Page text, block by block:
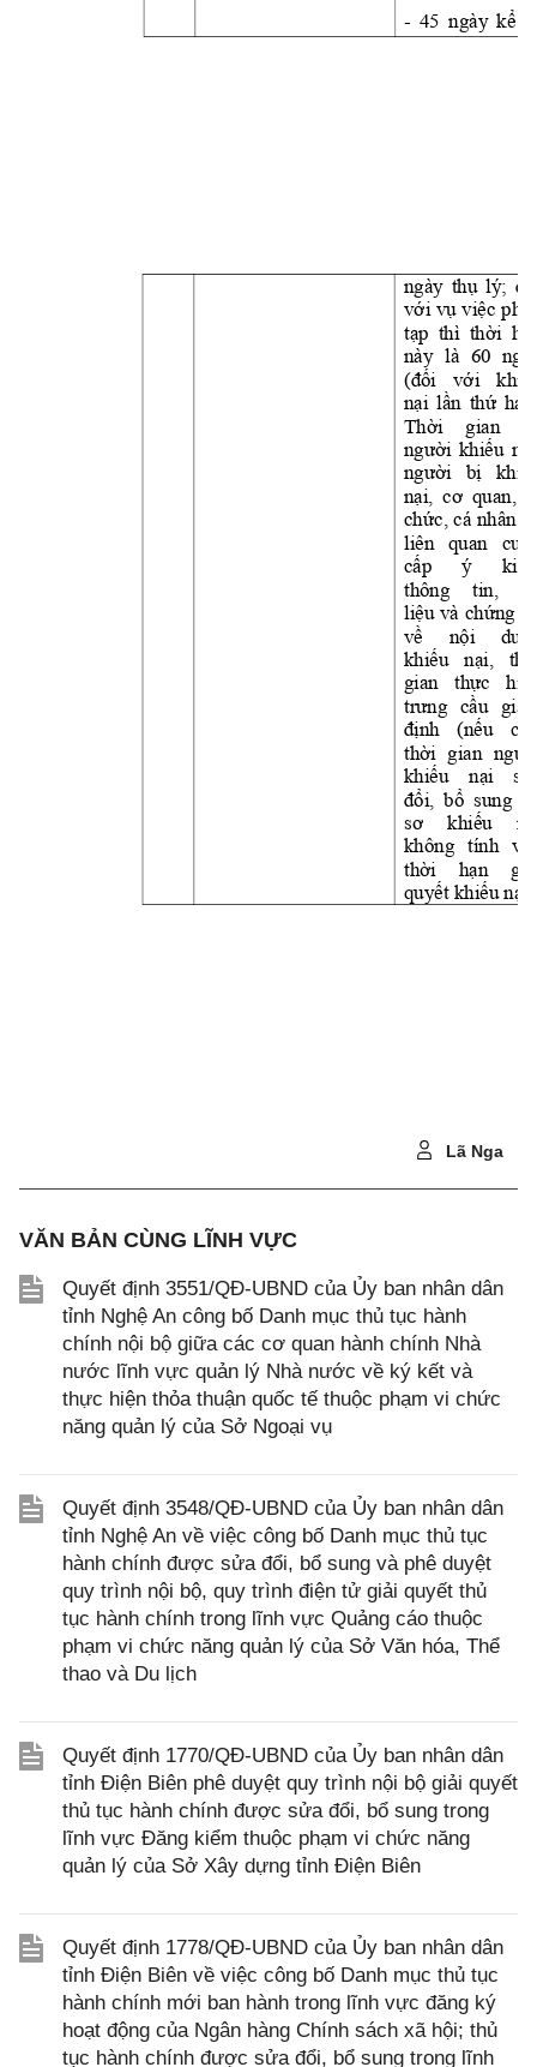
- 45 ngày kể
ngày thụ lý;
với vụ việc
tạp
  thì
thời
này là 60
(đối
với
nại lần thứ
Thời
gian
người khiếu
người
bị
nại,
cơ quan,
chức, cá nhân
liên
quan
cấp
ý
thông
tin,
liệu và chứng
về
nội
khiếu
nại,
gian
thực
trưng
cầu
định
(nếu
thời gian
khiếu
nại
đổi,
bổ sung
sơ
khiếu
không tính
thời
hạn
quyết khiếu nại.
Lã Nga
VĂN BẢN CÙNG LĨNH VỰC
Quyết định 3551/QĐ-UBND của Ủy ban nhân dân
tỉnh Nghệ An công bố Danh mục thủ tục hành
chính nội bộ giữa các cơ quan hành chính Nhà
nước lĩnh vực quản lý Nhà nước về ký kết và
thực hiện thỏa thuận quốc tế thuộc phạm vi chức
năng quản lý của Sở Ngoại vụ
Quyết định 3548/QĐ-UBND của Ủy ban nhân dân
tỉnh Nghệ An về việc công bố Danh mục thủ tục
hành chính được sửa đổi, bổ sung và phê duyệt
quy trình nội bộ, quy trình điện tử giải quyết thủ
tục hành chính trong lĩnh vực Quảng cáo thuộc
phạm vi chức năng quản lý của Sở Văn hóa, Thể
thao và Du lịch
Quyết định 1770/QĐ-UBND của Ủy ban nhân dân
tỉnh Điện Biên phê duyệt quy trình nội bộ giải quyết
thủ tục hành chính được sửa đổi, bổ sung trong
lĩnh vực Đăng kiểm thuộc phạm vi chức năng
quản lý của Sở Xây dựng tỉnh Điện Biên
Quyết định 1778/QĐ-UBND của Ủy ban nhân dân
tỉnh Điện Biên về việc công bố Danh mục thủ tục
hành chính mới ban hành trong lĩnh vực đăng ký
hoạt động của Ngân hàng Chính sách xã hội; thủ
tục hành chính được sửa đổi, bổ sung trong lĩnh